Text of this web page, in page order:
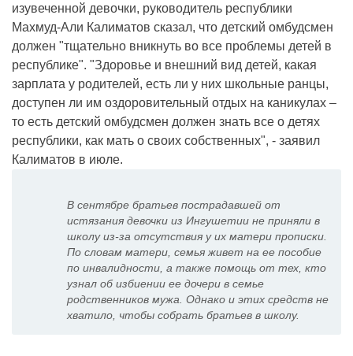
изувеченной девочки, руководитель республики
Махмуд-Али Калиматов сказал, что детский омбудсмен
должен "тщательно вникнуть во все проблемы детей в
республике". "Здоровье и внешний вид детей, какая
зарплата у родителей, есть ли у них школьные ранцы,
доступен ли им оздоровительный отдых на каникулах –
то есть детский омбудсмен должен знать все о детях
республики, как мать о своих собственных", - заявил
Калиматов в июле.
В сентябре братьев пострадавшей от
истязания девочки из Ингушетии не приняли в
школу из-за отсутствия у их матери прописки.
По словам матери, семья живет на ее пособие
по инвалидности, а также помощь от тех, кто
узнал об избиении ее дочери в семье
родственников мужа. Однако и этих средств не
хватило, чтобы собрать братьев в школу.